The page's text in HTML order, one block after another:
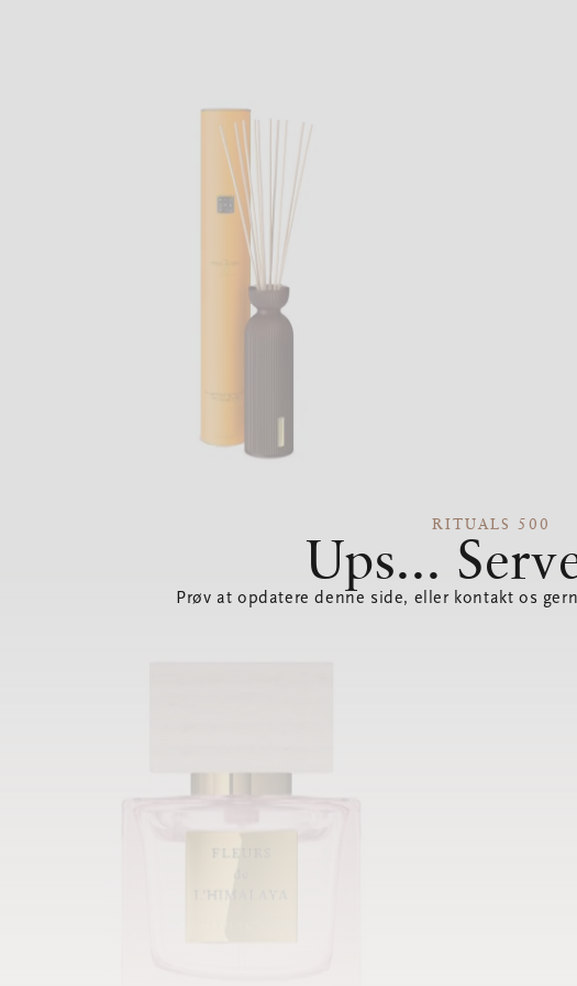
RITUALS 500
Ups...
Prøv at opdatere denne side, eller kontakt os